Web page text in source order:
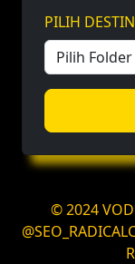
PILIH
© 2024